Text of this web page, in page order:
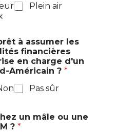
Plein air
à assumer les
financières
en charge d'un
Américain ? *
Pas sûr
un mâle ou une
? *